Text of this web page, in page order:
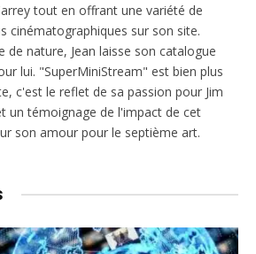
tout en offrant une variété de
cinématographiques sur son site.
de nature, Jean laisse son catalogue
lui. "SuperMiniStream" est bien plus
c'est le reflet de sa passion pour Jim
un témoignage de l'impact de cet
son amour pour le septième art.